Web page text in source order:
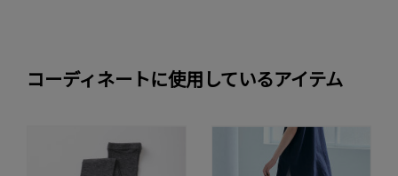
コーディネートに使用しているアイテム